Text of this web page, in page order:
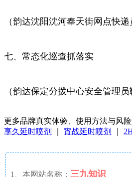
（韵达沈阳沈河奉天街网点快
七、常态化巡查抓落实
（韵达保定分拨中心安全管理
更多品牌真实体验、使用方法与风险
享久延时喷剂
宵战延时喷剂
1、本网站名称： 三九知识